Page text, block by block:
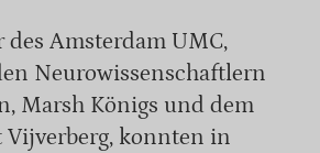
Amsterdam UMC,
Neurowissenschaftlern
Marsh Königs und dem
Vijverberg, konnten in